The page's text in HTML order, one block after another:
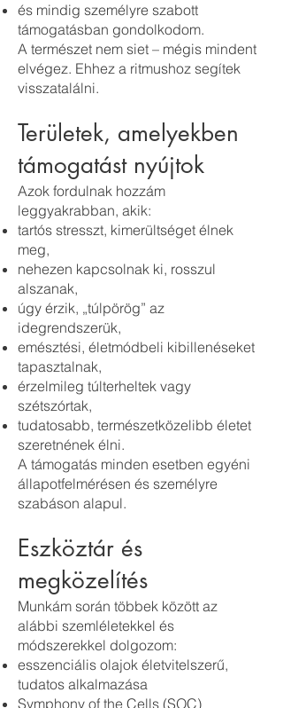
és mindig személyre szabott
támogatásban gondolkodom.
A természet nem siet – mégis mindent
elvégez. Ehhez a ritmushoz segítek
visszatalálni.
Területek, amelyekben
támogatást nyújtok
Azok fordulnak hozzám
leggyakrabban, akik:
tartós stresszt, kimerültséget élnek
meg,
nehezen kapcsolnak ki, rosszul
alszanak,
úgy érzik, „túlpörög” az
idegrendszerük,
emésztési, életmódbeli kibillenéseket
tapasztalnak,
érzelmileg túlterheltek vagy
szétszórtak,
tudatosabb, természetközelibb életet
szeretnének élni.
A támogatás minden esetben egyéni
állapotfelmérésen és személyre
szabáson alapul.
Eszköztár és
megközelítés
Munkám során többek között az
alábbi szemléletekkel és
módszerekkel dolgozom:
esszenciális olajok életvitelszerű,
tudatos alkalmazása
Symphony of the Cells (SOC)